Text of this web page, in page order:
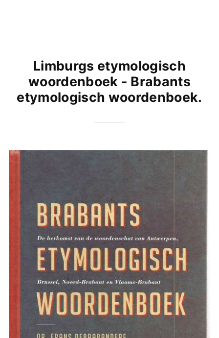
Limburgs etymologisch
woordenboek - Brabants
etymologisch woordenboek.